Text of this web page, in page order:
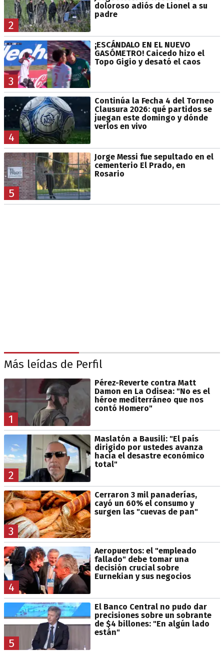
2
doloroso adiós de Lionel a su
padre
3
¡ESCÁNDALO EN EL NUEVO
GASÓMETRO! Caicedo hizo el
Topo Gigio y desató el caos
4
Continúa la Fecha 4 del Torneo
Clausura 2026: qué partidos se
juegan este domingo y dónde
verlos en vivo
5
Jorge Messi fue sepultado en el
cementerio El Prado, en
Rosario
Más leídas de Perfil
1
Pérez-Reverte contra Matt
Damon en La Odisea: "No es el
héroe mediterráneo que nos
contó Homero"
2
Maslatón a Bausili: "El país
dirigido por ustedes avanza
hacia el desastre económico
total"
3
Cerraron 3 mil panaderías,
cayó un 60% el consumo y
surgen las "cuevas de pan"
4
Aeropuertos: el "empleado
fallado" debe tomar una
decisión crucial sobre
Eurnekian y sus negocios
5
El Banco Central no pudo dar
precisiones sobre un sobrante
de $4 billones: "En algún lado
están"